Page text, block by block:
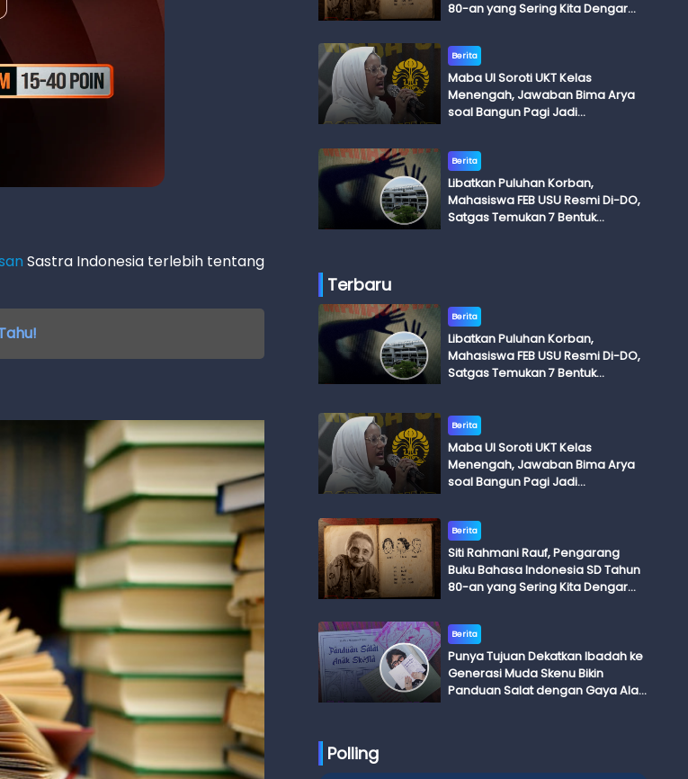
Sastra Indonesia terlebih tentang
80-an yang Sering Kita Dengar
Adik Budi
Berita
Maba UI Soroti UKT Kelas
Menengah, Jawaban Bima Arya
soal Bangun Pagi Jadi
Berita
Libatkan Puluhan Korban,
Mahasiswa FEB USU Resmi Di-DO,
Satgas Temukan 7 Bentuk
Terbaru
Berita
Libatkan Puluhan Korban,
Mahasiswa FEB USU Resmi Di-DO,
Satgas Temukan 7 Bentuk
Berita
Maba UI Soroti UKT Kelas
Menengah, Jawaban Bima Arya
soal Bangun Pagi Jadi
Berita
Siti Rahmani Rauf, Pengarang
Buku Bahasa Indonesia SD Tahun
80-an yang Sering Kita Dengar
Adik Budi
Berita
Punya Tujuan Dekatkan Ibadah ke
Generasi Muda Skenu Bikin
Panduan Salat dengan Gaya Ala
Polling